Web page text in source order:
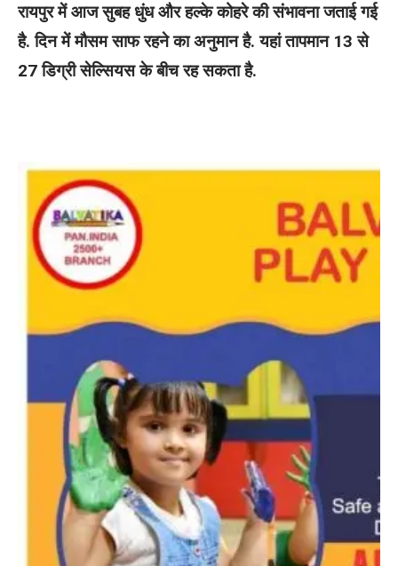
रायपुर में आज सुबह धुंध और हल्के कोहरे की संभावना जताई गई
है. दिन में मौसम साफ रहने का अनुमान है. यहां तापमान 13 से
27 डिग्री सेल्सियस के बीच रह सकता है.